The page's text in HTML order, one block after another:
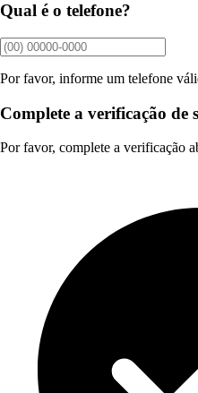
Qual é o telefone?
Por favor, informe um telefone
Complete a verificação de
Por favor, complete a verificação